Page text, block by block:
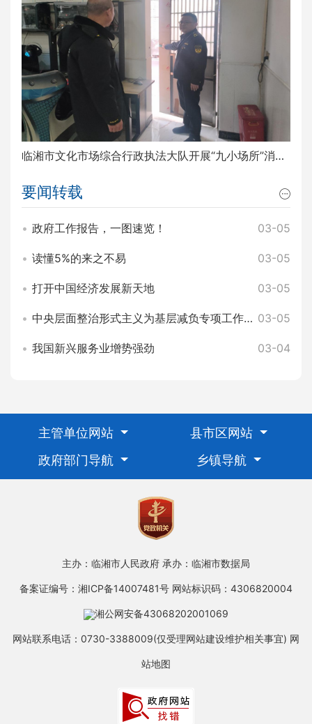
临湘市文化市场综合行政执法大队开展“九小场所”消防安全排查整治工作
要闻转载
政府工作报告，一图速览！ 03-05
读懂5%的来之不易 03-05
打开中国经济发展新天地 03-05
中央层面整治形式主义为基层减负专项工作机制办公室 中央纪委办公厅公开通报3起整治形式主义为基层减负典型问题 03-05
我国新兴服务业增势强劲 03-04
主管单位网站
县市区网站
政府部门导航
乡镇导航
主办：临湘市人民政府 承办：临湘市数据局
备案证编号：湘ICP备14007481号 网站标识码：4306820004
湘公网安备43068202001069
网站联系电话：0730-3388009(仅受理网站建设维护相关事宜) 网
站地图